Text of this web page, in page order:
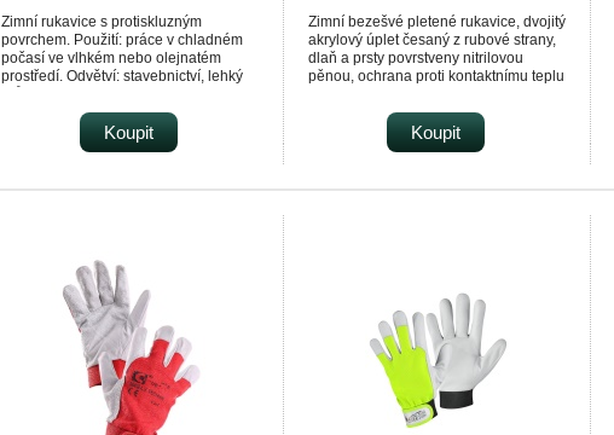
Zimní rukavice s protiskluzným
povrchem. Použití: práce v chladném
počasí ve vlhkém nebo olejnatém
prostředí. Odvětví: stavebnictví, lehký
Koupit
Zimní bezešvé pletené rukavice, dvojitý
akrylový úplet česaný z rubové strany,
dlaň a prsty povrstveny nitrilovou
pěnou, ochrana proti kontaktnímu teplu
stavebnictví, hobby, práce ve vlhkém a
chladném prostředí, práce s horkými
předměty do 100 °C, logistika,
Normy EN 388, EN ISO 21420, EN 511,
EN 407 Máčení :Nitril
Prostředí :Olejové
Koupit